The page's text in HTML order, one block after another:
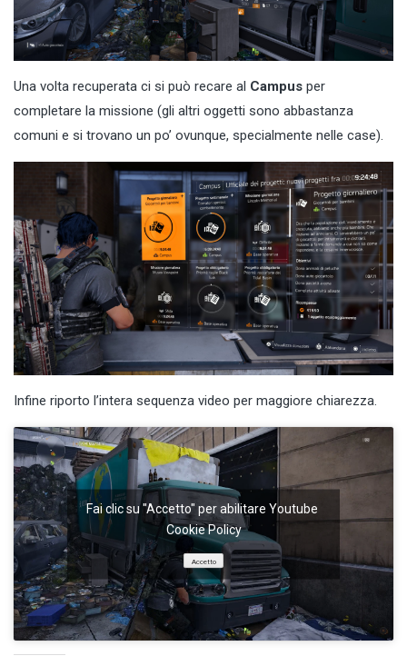
Una volta recuperata ci si può recare al Campus per
completare la missione (gli altri oggetti sono abbastanza
comuni e si trovano un po’ ovunque, specialmente nelle case).
Infine riporto l’intera sequenza video per maggiore chiarezza.
Fai clic su "Accetto" per abilitare Youtube
Cookie Policy
Accetto